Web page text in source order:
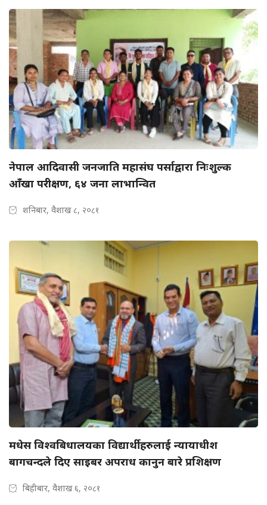
नेपाल आदिवासी जनजाति महासंघ पर्साद्वारा निःशुल्क
आँखा परीक्षण, ६४ जना लाभान्वित
शनिबार, वैशाख ८, २०८१
मधेस विश्वबिधालयका विद्यार्थीहरुलाई न्यायाधीश
बागचन्दले दिए साइबर अपराध कानुन बारे प्रशिक्षण
बिहीबार, वैशाख ६, २०८१